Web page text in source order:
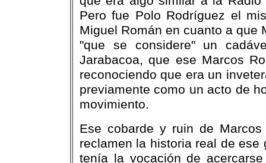
Pero fue Polo Rodríguez el
Miguel Román en cuanto a que
"que se considere" un
Jarabacoa, que ese Marcos
reconociendo que era un
previamente como un acto de
movimiento.
Ese cobarde y ruin de
reclamen la historia real de
tenía la vocación de